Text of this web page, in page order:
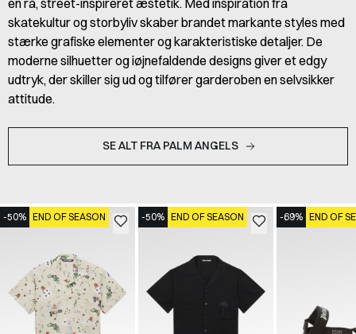
skatekultur og storbyliv skaber brandet markante styles med
stærke grafiske elementer og karakteristiske detaljer. De
moderne silhuetter og iøjnefaldende designs giver et edgy
udtryk, der skiller sig ud og tilfører garderoben en selvsikker
attitude.
SE ALT FRA PALM ANGELS
-50% END OF SEASON -50% END OF SEASON -69% END OF